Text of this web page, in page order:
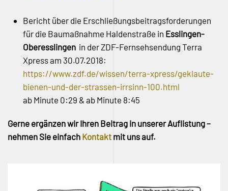
Bericht über die Erschließungsbeitragsforderungen
für die Baumaßnahme Haldenstraße in Esslingen-
Oberesslingen in der ZDF-Fernsehsendung Terra
Xpress am 30.07.2018:
https://www.zdf.de/wissen/terra-xpress/geklaute-
bienen-und-der-strassen-irrsinn-100.html
ab Minute 0:29 & ab Minute 8:45
Gerne ergänzen wir Ihren Beitrag in unserer Auflistung –
nehmen Sie einfach Kontakt mit uns auf.